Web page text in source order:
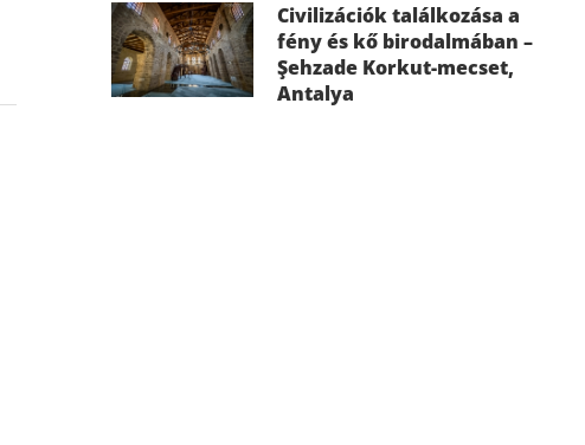
Civilizációk találkozása a
fény és kő birodalmában –
Şehzade Korkut-mecset,
Antalya